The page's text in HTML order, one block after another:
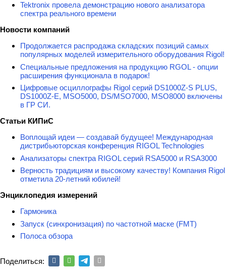
Tektronix провела демонстрацию нового анализатора
спектра реального времени
Новости компаний
Продолжается распродажа складских позиций самых
популярных моделей измерительного оборудования Rigol!
Специальные предложения на продукцию RGOL - опции
расширения функционала в подарок!
Цифровые осциллографы Rigol серий DS1000Z-S PLUS,
DS1000Z-E, MSO5000, DS/MSO7000, MSO8000 включены
в ГР СИ.
Статьи КИПиС
Воплощай идеи — создавай будущее! Международная
дистрибьюторская конференция RIGOL Technologies
Анализаторы спектра RIGOL серий RSA5000 и RSA3000
Верность традициям и высокому качеству! Компания Rigol
отметила 20-летний юбилей!
Энциклопедия измерений
Гармоника
Запуск (синхронизация) по частотной маске (FMT)
Полоса обзора
Поделиться: